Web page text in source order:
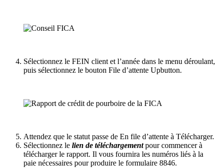
Sélectionnez le FEIN client et l’année dans le menu déroulant,
puis sélectionnez le bouton File d’attente Upbutton.
Attendez que le statut passe de En file d’attente à Télécharger.
Sélectionnez le lien de téléchargementpour commencer à
télécharger le rapport. Il vous fournira les numéros liés à la
paie nécessaires pour produire le formulaire 8846.